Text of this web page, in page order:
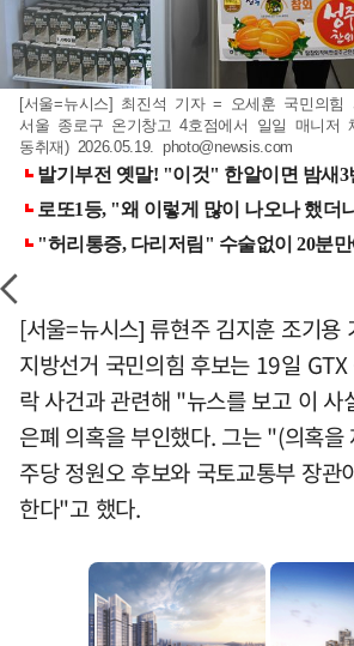
[서울=뉴시스] 최진석 기자 = 오세훈 국민의힘
서울 종로구 온기창고 4호점에서 일일 매니저
동취재) 2026.05.19. photo@newsis.com
[서울=뉴시스] 류현주 김지훈 조기용
지방선거 국민의힘 후보는 19일
락 사건과 관련해 "뉴스를 보고 이 사
은폐 의혹을 부인했다. 그는 "(의혹을
주당 정원오 후보와 국토교통부 장관
한다"고 했다.